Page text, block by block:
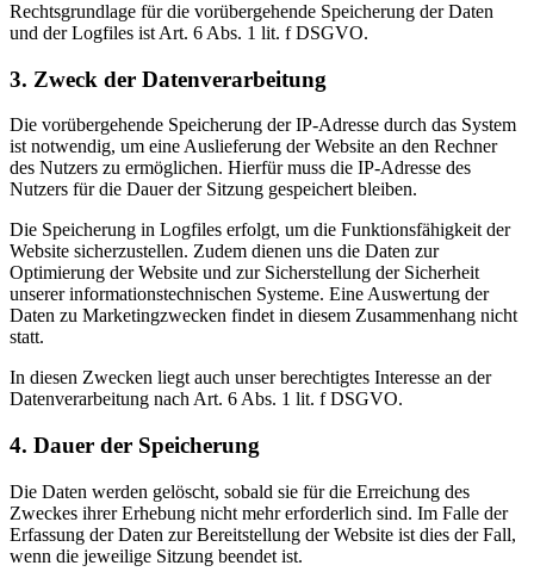
Rechtsgrundlage für die vorübergehende Speicherung der Daten
und der Logfiles ist Art. 6 Abs. 1 lit. f DSGVO.
3. Zweck der Datenverarbeitung
Die vorübergehende Speicherung der IP-Adresse durch das System
ist notwendig, um eine Auslieferung der Website an den Rechner
des Nutzers zu ermöglichen. Hierfür muss die IP-Adresse des
Nutzers für die Dauer der Sitzung gespeichert bleiben.
Die Speicherung in Logfiles erfolgt, um die Funktionsfähigkeit der
Website sicherzustellen. Zudem dienen uns die Daten zur
Optimierung der Website und zur Sicherstellung der Sicherheit
unserer informationstechnischen Systeme. Eine Auswertung der
Daten zu Marketingzwecken findet in diesem Zusammenhang nicht
statt.
In diesen Zwecken liegt auch unser berechtigtes Interesse an der
Datenverarbeitung nach Art. 6 Abs. 1 lit. f DSGVO.
4. Dauer der Speicherung
Die Daten werden gelöscht, sobald sie für die Erreichung des
Zweckes ihrer Erhebung nicht mehr erforderlich sind. Im Falle der
Erfassung der Daten zur Bereitstellung der Website ist dies der Fall,
wenn die jeweilige Sitzung beendet ist.